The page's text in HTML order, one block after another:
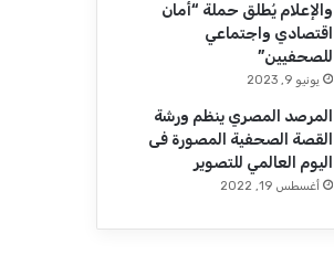
والإعلام يُطلق حملة “أمان
اقتصادي واجتماعي
للصحفيين”
يونيو 9, 2023
المرصد المصري ينظم ورشة
القصة الصحفية المصورة فى
اليوم العالمي للتصوير
أغسطس 19, 2022